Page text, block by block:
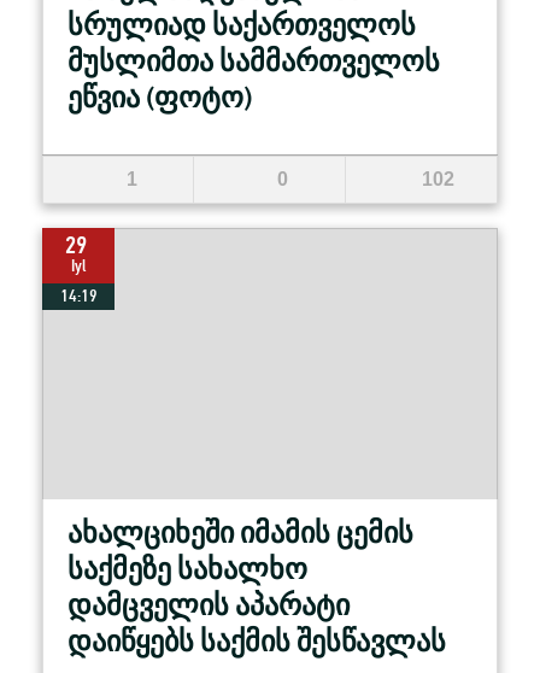
სრულიად საქართველოს
მუსლიმთა სამმართველოს
ეწვია (ფოტო)
1 0 102
29
Iyl
14:19
ახალციხეში იმამის ცემის
საქმეზე სახალხო
დამცველის აპარატი
დაიწყებს საქმის შესწავლას